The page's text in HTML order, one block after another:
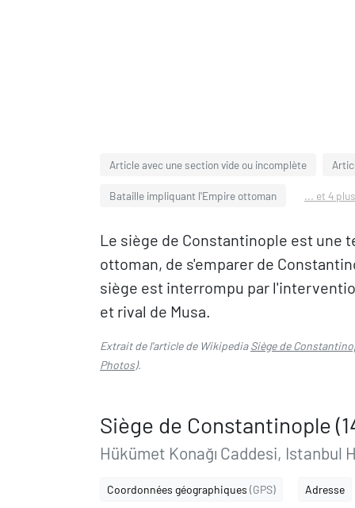
Article avec une section vide ou incomplète
Bataille impliquant l'Empire ottoman ... et 4 plus
Le siège de Constantinople est une
ottoman, de s'emparer de
siège est interrompu par
et rival de Musa.
Extrait de l'article de WikipediaSiège de
Photos).
Siège de Constantinople
Hükümet Konağı Caddesi, Istanbul
Coordonnées géographiques (GPS) Adresse